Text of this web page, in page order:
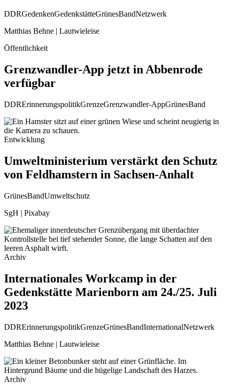
DDRGedenkenGedenkstätteGrünesBandNetzwerk
Matthias Behne | Lautwieleise
Öffentlichkeit
Grenzwandler-App jetzt in Abbenrode
verfügbar
DDRErinnerungspolitikGrenzeGrenzwandler-AppGrünesBand
Entwicklung
Umweltministerium verstärkt den Schutz
von Feldhamstern in Sachsen-Anhalt
GrünesBandUmweltschutz
SgH | Pixabay
Archiv
Internationales Workcamp in der
Gedenkstätte Marienborn am 24./25. Juli
2023
DDRErinnerungspolitikGrenzeGrünesBandInternationalNetzwerk
Matthias Behne | Lautwieleise
Archiv